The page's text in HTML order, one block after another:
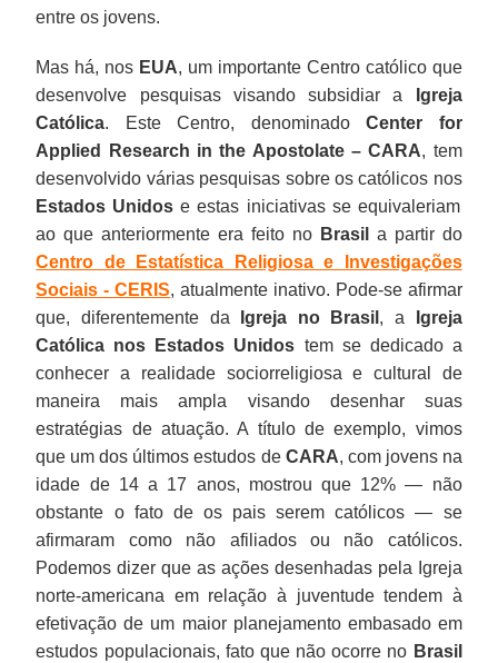
entre os jovens.
Mas há, nos EUA, um importante Centro católico que
desenvolve pesquisas visando subsidiar a
Igreja
Católica. Este Centro, denominadoCenter for
Applied Research in the Apostolate – CARA, tem
desenvolvido várias pesquisas sobre os católicos nos
Estados Unidos e estas iniciativas se equivaleriam
ao que anteriormente era feito no Brasil
a partir do
Centro de Estatística Religiosa e Investigações
Sociais - CERIS, atualmente inativo. Pode-se afirmar
que, diferentemente da
Igreja no Brasil , a
Igreja
Católica nos Estados Unidos tem se dedicado a
conhecer a realidade sociorreligiosa e cultural de
maneira mais ampla visando desenhar suas
estratégias de atuação. A título de exemplo, vimos
que um dos últimos estudos de CARA, com jovens na
idade de 14 a 17 anos, mostrou que 12% — não
obstante o fato de os pais serem católicos — se
afirmaram como não afiliados ou não católicos.
Podemos dizer que as ações desenhadas pela Igreja
norte-americana em relação à juventude tendem à
efetivação de um maior planejamento embasado em
estudos populacionais, fato que não ocorre no Brasil